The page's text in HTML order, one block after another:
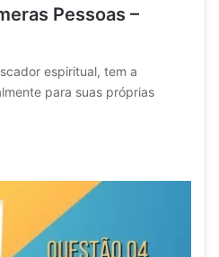
Pessoas –
espiritual, tem a
para suas próprias